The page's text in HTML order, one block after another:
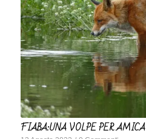
FIABA:UNA VOLPE PER AMICA